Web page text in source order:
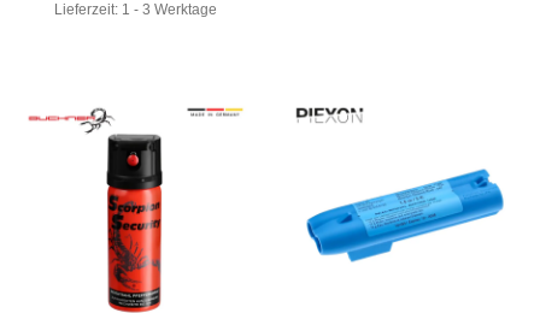
Lieferzeit: 1 - 3 Werktage